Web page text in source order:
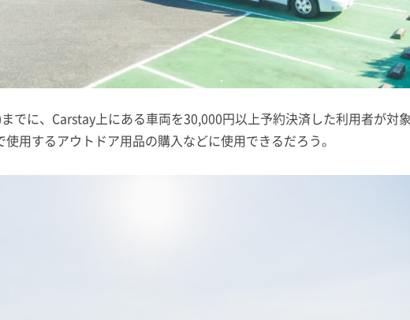
でに、Carstay上にある車両を30,000円以上予約決済した利用者が対象
用するアウトドア用品の購入などに使用できるだろう。